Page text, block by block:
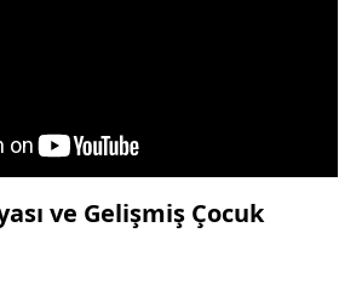
ve Gelişmiş Çocuk